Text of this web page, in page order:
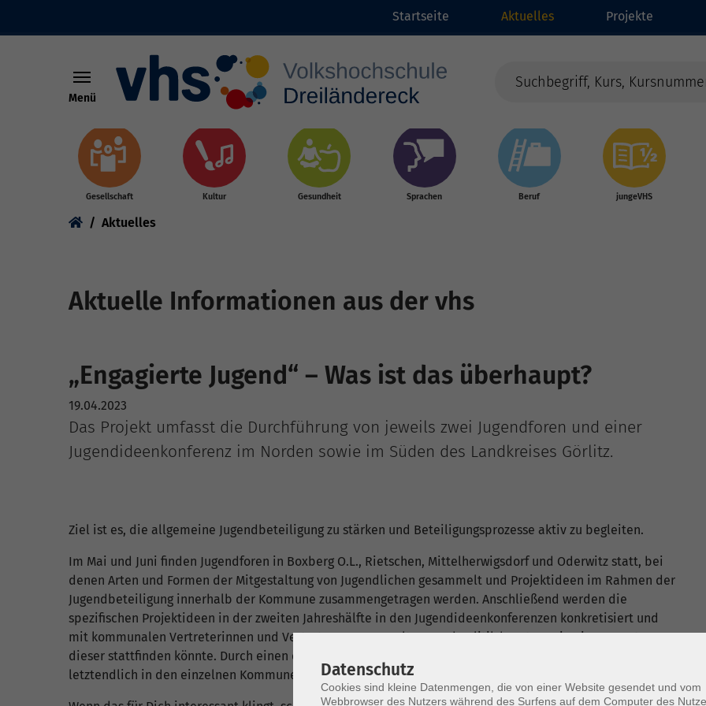
Skip to main content
Startseite Aktuelles Projekte
Menü
Gesellschaft Kultur Gesundheit Sprachen Beruf jungeVHS
Aktuelles
Aktuelle Informationen aus der vhs
„Engagierte Jugend“ – Was ist das überhaupt?
19.04.2023
Das Projekt umfasst die Durchführung von jeweils zwei Jugendforen und einer
Jugendideenkonferenz im Norden sowie im Süden des Landkreises Görlitz.
Ziel ist es, die allgemeine Jugendbeteiligung zu stärken und Beteiligungsprozesse aktiv zu begleiten.
Im Mai und Juni finden Jugendforen in Boxberg O.L., Rietschen, Mittelherwigsdorf und Oderwitz statt, bei
denen Arten und Formen der Mitgestaltung von Jugendlichen gesammelt und Projektideen im Rahmen der
Jugendbeteiligung innerhalb der Kommune zusammengetragen werden. Anschließend werden die
spezifischen Projektideen in der zweiten Jahreshälfte in den Jugendideenkonferenzen konkretisiert und
mit kommunalen Vertreterinnen und Vertretern aus Verwaltung und Politik beraten, wie eine Umsetzung
dieser stattfinden könnte. Durch einen demokratischen Entscheid wird bestimmt, welche Projektideen
letztendlich in den einzelnen Kommunen realisiert werden.
Datenschutz
Cookies sind kleine Datenmengen, die von einer Website gesendet und vom
Webbrowser des Nutzers während des Surfens auf dem Computer des